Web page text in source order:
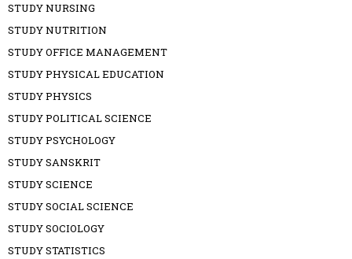
STUDY NURSING
STUDY NUTRITION
STUDY OFFICE MANAGEMENT
STUDY PHYSICAL EDUCATION
STUDY PHYSICS
STUDY POLITICAL SCIENCE
STUDY PSYCHOLOGY
STUDY SANSKRIT
STUDY SCIENCE
STUDY SOCIAL SCIENCE
STUDY SOCIOLOGY
STUDY STATISTICS